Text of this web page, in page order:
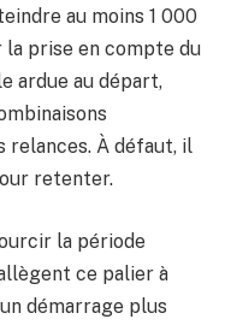
au moins 1 000
la prise en compte du
ardue au départ,
relances. À défaut, il
retenter.
la période
ce palier à
démarrage plus